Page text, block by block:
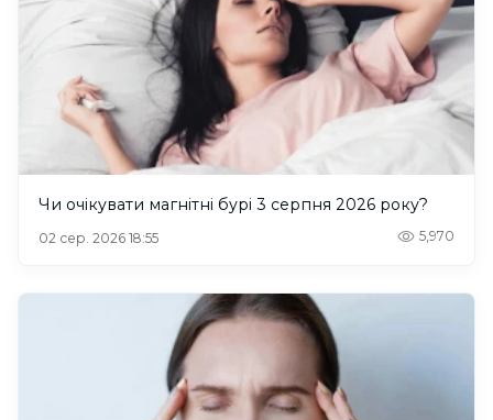
Чи очікувати магнітні бурі 3 серпня 2026 року?
02 сер. 2026 18:55 5,970